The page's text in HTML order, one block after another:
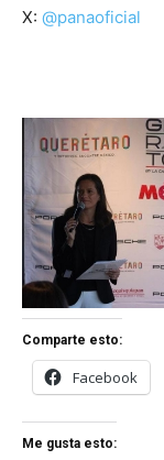
X: @panaoficial
Comparte esto:
Facebook
Me gusta esto: